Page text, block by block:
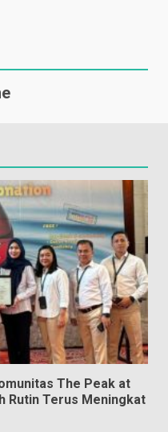
The Peak at
Rutin Terus Meningkat